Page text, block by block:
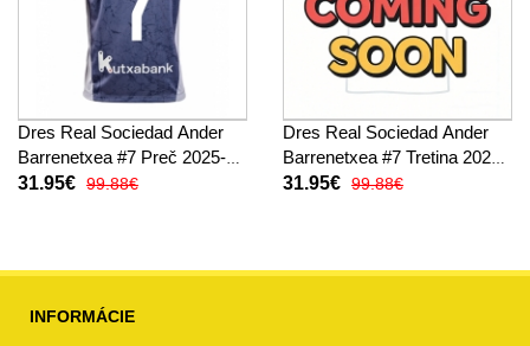
Dres Real Sociedad Ander
Barrenetxea #7 Preč 2025-26
Krátky Rukáv
31.95€ 99.88€
Dres Real Sociedad Ander
Barrenetxea #7 Tretina 2025-
26 Krátky Rukáv
31.95€ 99.88€
INFORMÁCIE